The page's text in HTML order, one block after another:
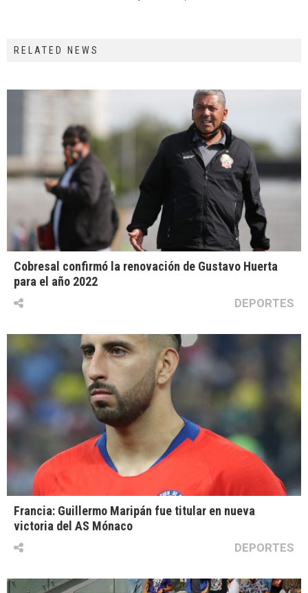
RELATED NEWS
Cobresal confirmó la renovación de Gustavo Huerta
para el año 2022
DEPORTES
Francia: Guillermo Maripán fue titular en nueva
victoria del AS Mónaco
DEPORTES